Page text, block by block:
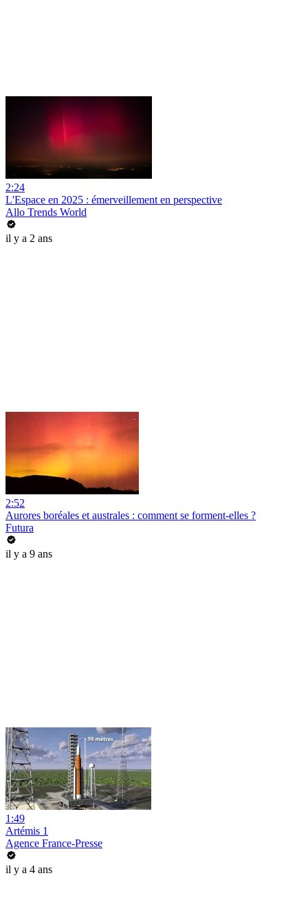
2:24
L'Espace en 2025 : émerveillement en perspective
Allo Trends World
il y a 2 ans
2:52
Aurores boréales et australes : comment se forment-elles ?
Futura
il y a 9 ans
1:49
Artémis 1
Agence France-Presse
il y a 4 ans